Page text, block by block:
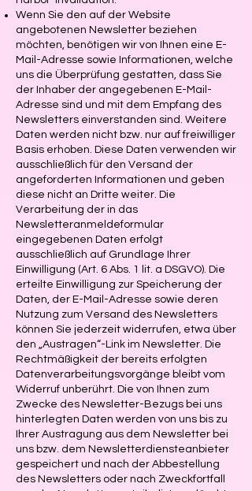
Wenn Sie den auf der Website
angebotenen Newsletter beziehen
möchten, benötigen wir von Ihnen eine E-
Mail-Adresse sowie Informationen, welche
uns die Überprüfung gestatten, dass Sie
der Inhaber der angegebenen E-Mail-
Adresse sind und mit dem Empfang des
Newsletters einverstanden sind. Weitere
Daten werden nicht bzw. nur auf freiwilliger
Basis erhoben. Diese Daten verwenden wir
ausschließlich für den Versand der
angeforderten Informationen und geben
diese nicht an Dritte weiter. Die
Verarbeitung der in das
Newsletteranmeldeformular
eingegebenen Daten erfolgt
ausschließlich auf Grundlage Ihrer
Einwilligung (Art. 6 Abs. 1 lit. a DSGVO). Die
erteilte Einwilligung zur Speicherung der
Daten, der E-Mail-Adresse sowie deren
Nutzung zum Versand des Newsletters
können Sie jederzeit widerrufen, etwa über
den „Austragen“-Link im Newsletter. Die
Rechtmäßigkeit der bereits erfolgten
Datenverarbeitungsvorgänge bleibt vom
Widerruf unberührt. Die von Ihnen zum
Zwecke des Newsletter-Bezugs bei uns
hinterlegten Daten werden von uns bis zu
Ihrer Austragung aus dem Newsletter bei
uns bzw. dem Newsletterdiensteanbieter
gespeichert und nach der Abbestellung
des Newsletters oder nach Zweckfortfall